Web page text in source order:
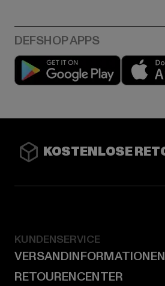
Play
KOSTENLOSE
KUNDENSERVICE
VERSANDINFORMATIONEN
RETOURENCENTER